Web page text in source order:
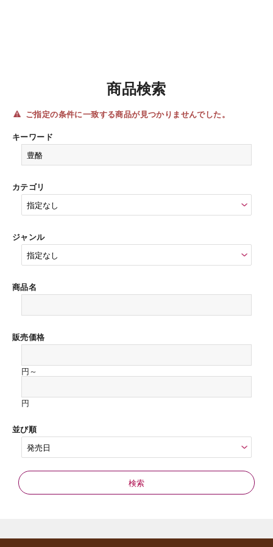
商品検索
ご指定の条件に一致する商品が見つかりませんでした。
キーワード
カテゴリ
ジャンル
商品名
販売価格
円～
円
並び順